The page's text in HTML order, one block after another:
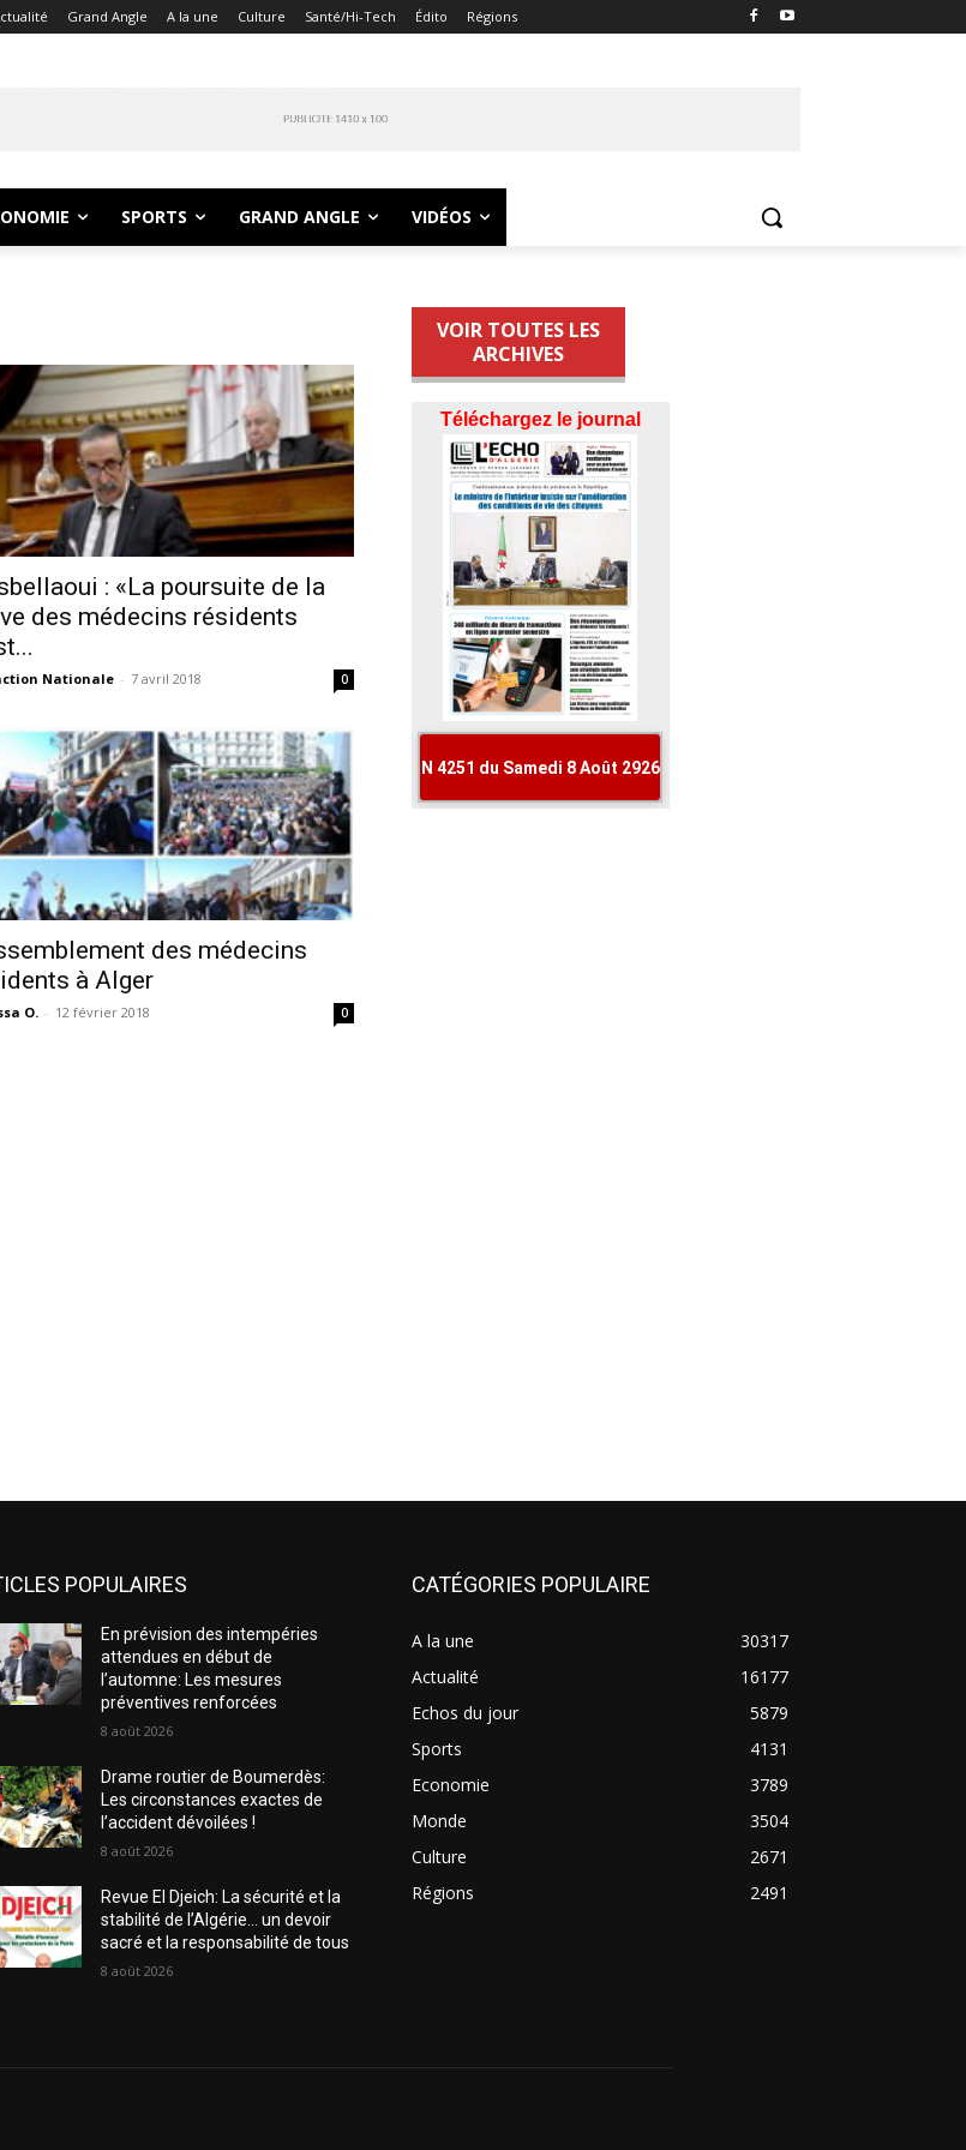
Grand Angle A la une Culture Santé/Hi-Tech Édito Régions
SPORTS GRAND ANGLE VIDÉOS
: «La poursuite de la
des médecins résidents
Nationale - 7 avril 2018 0
des médecins
à Alger
O. - 12 février 2018 0
VOIR TOUTES LES
ARCHIVES
POPULAIRES
En prévision des intempéries
attendues en début de
l’automne: Les mesures
préventives renforcées
8 août 2026
Drame routier de Boumerdès:
Les circonstances exactes de
l’accident dévoilées !
8 août 2026
Revue El Djeich: La sécurité et la
stabilité de l’Algérie… un devoir
sacré et la responsabilité de tous
8 août 2026
CATÉGORIES POPULAIRE
A la une
30317
Actualité
16177
Echos du jour
5879
Sports
4131
Economie
3789
Monde
3504
Culture
2671
Régions
2491